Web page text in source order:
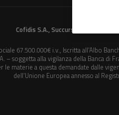
Cofidis S.A., Succursale italiana con
67.500.000€ i.v., Iscritta all’Albo
– soggetta alla vigilanza della Banca di
le materie a questa demandate dalle
dell’Unione Europea annesso al